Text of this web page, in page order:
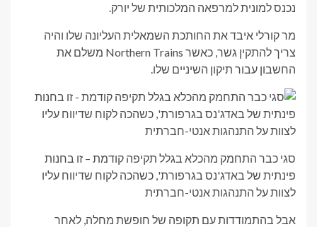
נכנס למונית למרפאה המלכותית של יורק.
מר קורלי איבד את החותכת השמאלית העליונה שלו והיה
צריך להתקין גשר, כאשר Northern Trains משלם את
החשבון עבור תיקון השיניים שלו.
סגי כבר התחמק מהכלא בגלל תקיפה קודמת – זו בחנות
פינתית של באדג'נס בגרפורת', כשהכה לקוח שדיווח עליו
לצוות על התנהגות אנטי-חברתית
אבל בהתמודדות עם תקופה של חופשת מחלה, לאחר